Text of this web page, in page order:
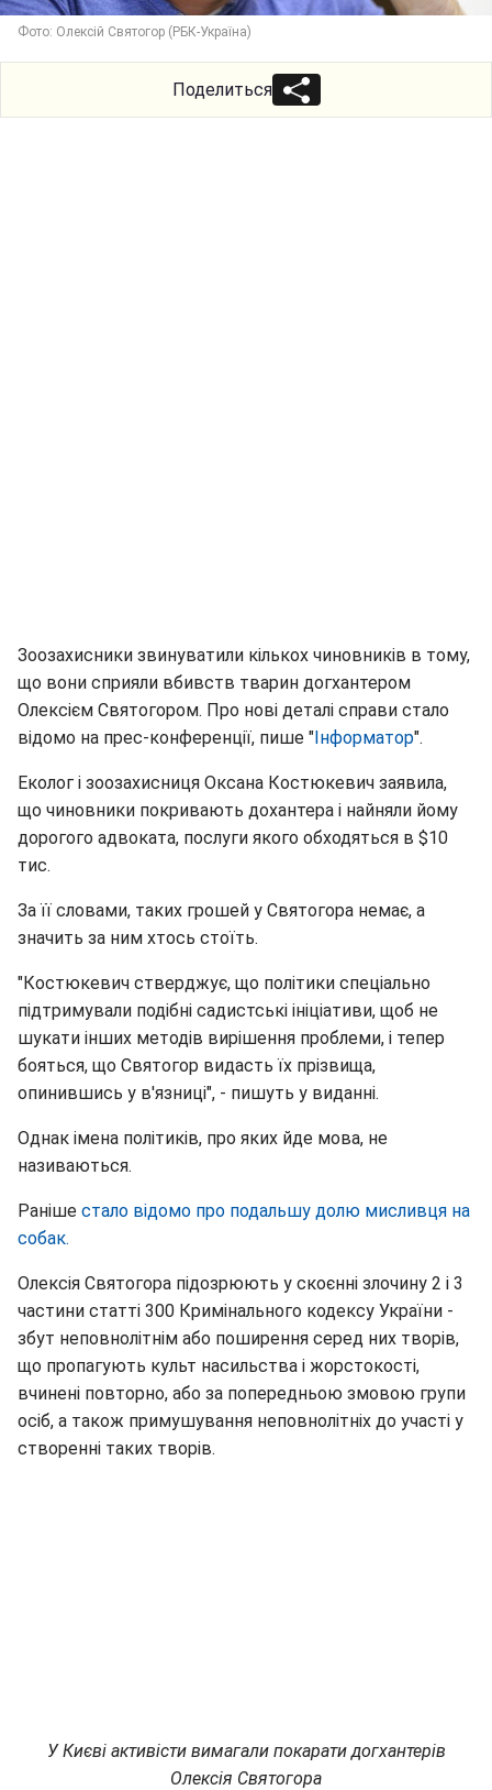
Фото: Олексій Святогор (РБК-Україна)
Поделиться
Зоозахисники звинуватили кількох чиновників в тому,
що вони сприяли вбивств тварин догхантером
Олексієм Святогором. Про нові деталі справи стало
відомо на прес-конференції, пише "Інформатор".
Еколог і зоозахисниця Оксана Костюкевич заявила,
що чиновники покривають дохантера і найняли йому
дорогого адвоката, послуги якого обходяться в $10
тис.
За її словами, таких грошей у Святогора немає, а
значить за ним хтось стоїть.
"Костюкевич стверджує, що політики спеціально
підтримували подібні садистські ініціативи, щоб не
шукати інших методів вирішення проблеми, і тепер
бояться, що Святогор видасть їх прізвища,
опинившись у в'язниці", - пишуть у виданні.
Однак імена політиків, про яких йде мова, не
називаються.
Раніше стало відомо про подальшу долю мисливця на
собак.
Олексія Святогора підозрюють у скоєнні злочину 2 і 3
частини статті 300 Кримінального кодексу України -
збут неповнолітнім або поширення серед них творів,
що пропагують культ насильства і жорстокості,
вчинені повторно, або за попередньою змовою групи
осіб, а також примушування неповнолітніх до участі у
створенні таких творів.
У Києві активісти вимагали покарати догхантерів
Олексія Святогора